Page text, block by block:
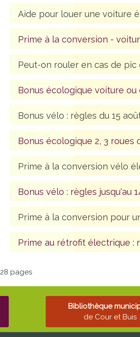
Aide pour louer une voiture
Prime à la conversion -
Peut-on rouler en cas de pic
Bonus écologique voiture
Bonus vélo : règles du 15
Bonus écologique 2, 3 roues
Prime à la conversion vélo
Bonus vélo : règles jusqu'au
Prime à la conversion pour
Prime au rétrofit électrique :
28 pages
Bibliothèque
de Cour et Buis